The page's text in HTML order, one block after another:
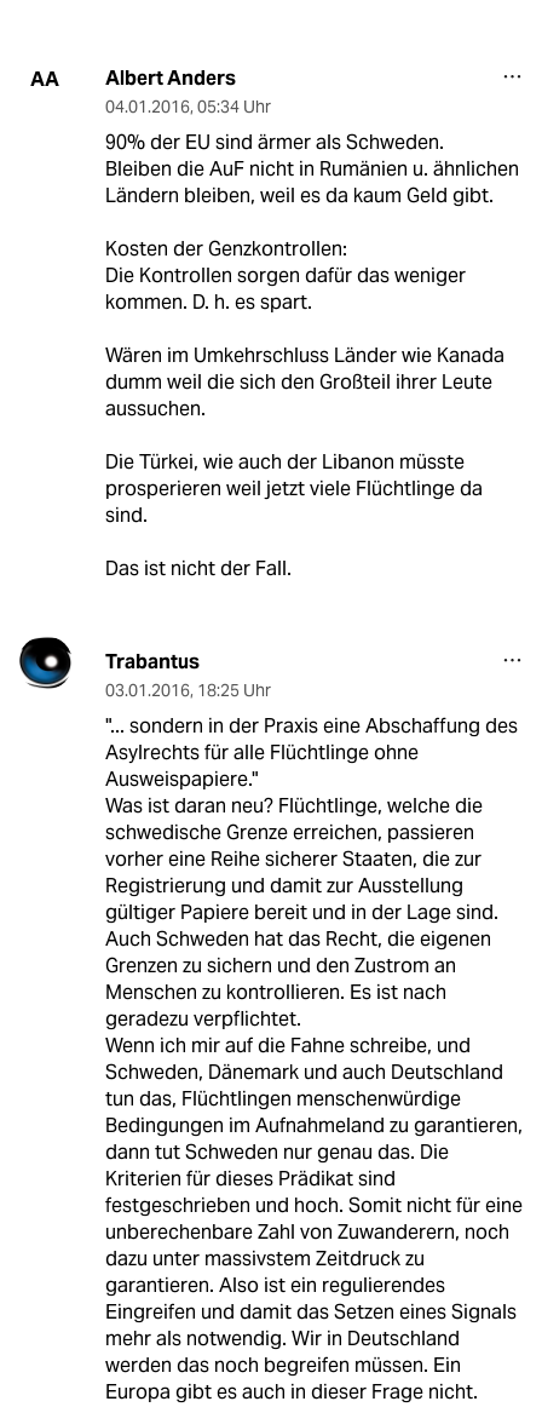
AA Albert Anders
04.01.2016, 05:34 Uhr
90% der EU sind ärmer als Schweden.
Bleiben die AuF nicht in Rumänien u. ähnlichen
Ländern bleiben, weil es da kaum Geld gibt.
Kosten der Genzkontrollen:
Die Kontrollen sorgen dafür das weniger
kommen. D. h. es spart.
Wären im Umkehrschluss Länder wie Kanada
dumm weil die sich den Großteil ihrer Leute
aussuchen.
Die Türkei, wie auch der Libanon müsste
prosperieren weil jetzt viele Flüchtlinge da
sind.
Das ist nicht der Fall.
Trabantus
03.01.2016, 18:25 Uhr
"... sondern in der Praxis eine Abschaffung des
Asylrechts für alle Flüchtlinge ohne
Ausweispapiere."
Was ist daran neu? Flüchtlinge, welche die
schwedische Grenze erreichen, passieren
vorher eine Reihe sicherer Staaten, die zur
Registrierung und damit zur Ausstellung
gültiger Papiere bereit und in der Lage sind.
Auch Schweden hat das Recht, die eigenen
Grenzen zu sichern und den Zustrom an
Menschen zu kontrollieren. Es ist nach
geradezu verpflichtet.
Wenn ich mir auf die Fahne schreibe, und
Schweden, Dänemark und auch Deutschland
tun das, Flüchtlingen menschenwürdige
Bedingungen im Aufnahmeland zu garantieren,
dann tut Schweden nur genau das. Die
Kriterien für dieses Prädikat sind
festgeschrieben und hoch. Somit nicht für eine
unberechenbare Zahl von Zuwanderern, noch
dazu unter massivstem Zeitdruck zu
garantieren. Also ist ein regulierendes
Eingreifen und damit das Setzen eines Signals
mehr als notwendig. Wir in Deutschland
werden das noch begreifen müssen. Ein
Europa gibt es auch in dieser Frage nicht.